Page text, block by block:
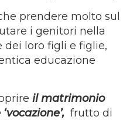
prendere molto sul
i genitori nella
dei loro figli e figlie,
educazione
il matrimonio
frutto di